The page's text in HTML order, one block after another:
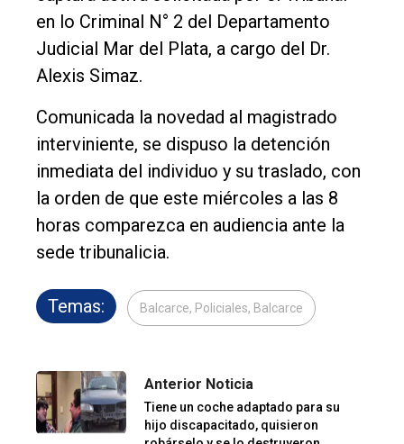
en lo Criminal N° 2 del Departamento
Judicial Mar del Plata, a cargo del Dr.
Alexis Simaz.
Comunicada la novedad al magistrado
interviniente, se dispuso la detención
inmediata del individuo y su traslado, con
la orden de que este miércoles a las 8
horas comparezca en audiencia ante la
sede tribunalicia.
Temas: Balcarce, Policiales, Balcarce
Anterior Noticia
Tiene un coche adaptado para su
hijo discapacitado, quisieron